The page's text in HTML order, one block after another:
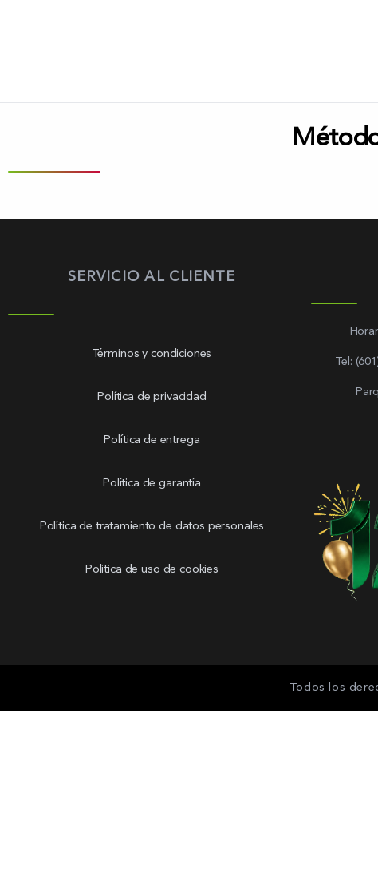
SERVICIO AL CLIENTE
Términos y condiciones
Política de privacidad
Política de entrega
Política de garantía
Política de tratamiento de datos personales
Politica de uso de cookies
Tel:
Todos los